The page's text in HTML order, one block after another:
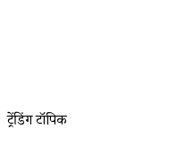
ट्रेंडिंग टॉपिक